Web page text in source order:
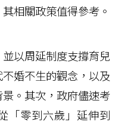
相關政策值得參考。
以周延制度支撐育兒
婚不生的觀念，以及
。其次，政府儘速考
「零到六歲」延伸到